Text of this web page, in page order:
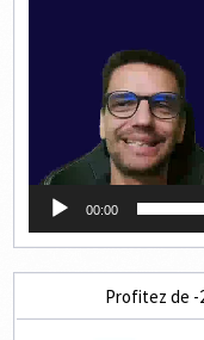
00:00
Profitez de -